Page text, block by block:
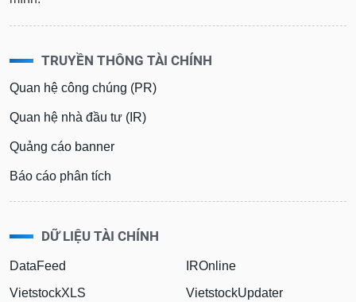
TRUYỀN THÔNG TÀI CHÍNH
Quan hệ công chúng (PR)
Quan hệ nhà đầu tư (IR)
Quảng cáo banner
Báo cáo phân tích
DỮ LIỆU TÀI CHÍNH
DataFeed
VietstockXLS
IROnline
VietstockUpdater